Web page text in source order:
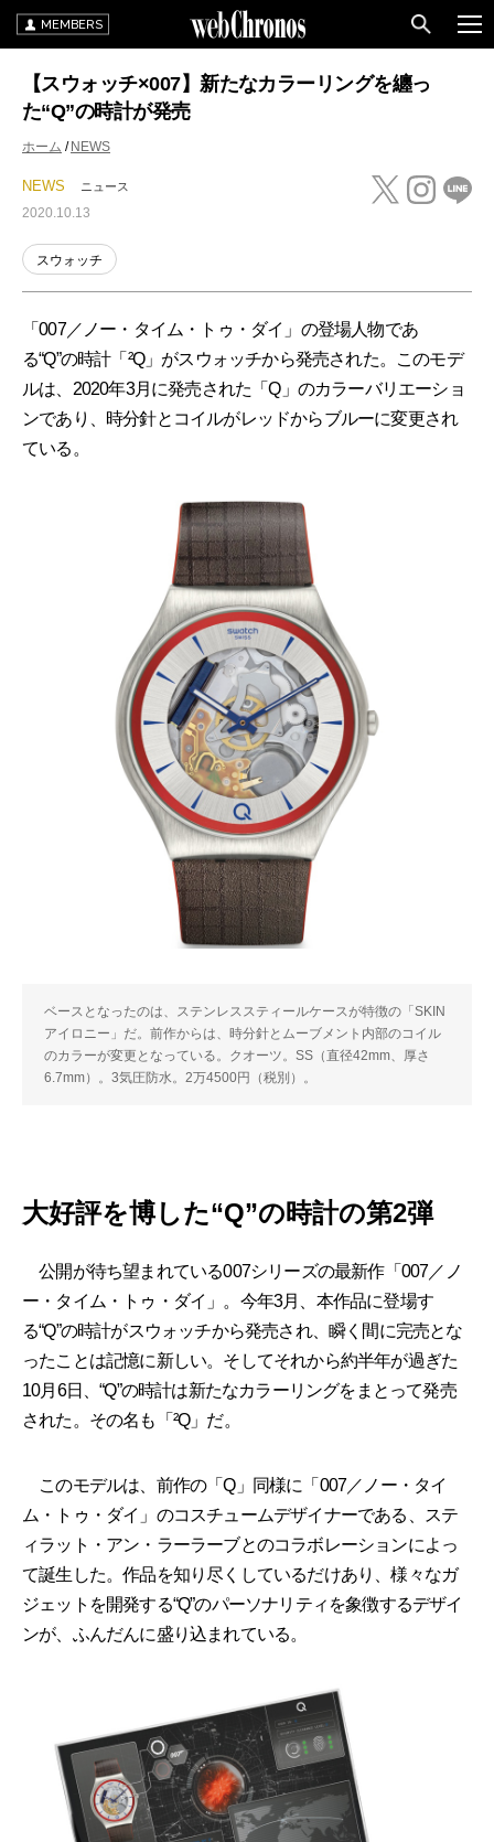
MEMBERS
【スウォッチ×007】新たなカラーリングを纏っ
た“Q”の時計が発売
ホーム NEWS
NEWS ニュース
2020.10.13
スウォッチ
「007／ノー・タイム・トゥ・ダイ」の登場人物であ
る“Q”の時計「²Q」がスウォッチから発売された。このモデ
ルは、2020年3月に発売された「Q」のカラーバリエーショ
ンであり、時分針とコイルがレッドからブルーに変更され
ている。
ベースとなったのは、ステンレススティールケースが特徴の「SKIN
アイロニー」だ。前作からは、時分針とムーブメント内部のコイル
のカラーが変更となっている。クオーツ。SS（直径42mm、厚さ
6.7mm）。3気圧防水。2万4500円（税別）。
大好評を博した“Q”の時計の第2弾
公開が待ち望まれている007シリーズの最新作「007／ノ
ー・タイム・トゥ・ダイ」。今年3月、本作品に登場す
る“Q”の時計がスウォッチから発売され、瞬く間に完売とな
ったことは記憶に新しい。そしてそれから約半年が過ぎた
10月6日、“Q”の時計は新たなカラーリングをまとって発売
された。その名も「²Q」だ。
このモデルは、前作の「Q」同様に「007／ノー・タイ
ム・トゥ・ダイ」のコスチュームデザイナーである、ステ
ィラット・アン・ラーラーブとのコラボレーションによっ
て誕生した。作品を知り尽くしているだけあり、様々なガ
ジェットを開発する“Q”のパーソナリティを象徴するデザイ
ンが、ふんだんに盛り込まれている。